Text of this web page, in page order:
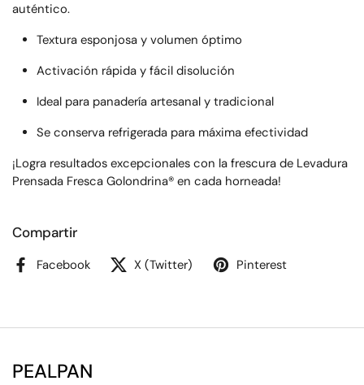
auténtico.
Textura esponjosa y volumen óptimo
Activación rápida y fácil disolución
Ideal para panadería artesanal y tradicional
Se conserva refrigerada para máxima efectividad
¡Logra resultados excepcionales con la frescura de Levadura
Prensada Fresca Golondrina® en cada horneada!
Compartir
Facebook X (Twitter) Pinterest
PEALPAN